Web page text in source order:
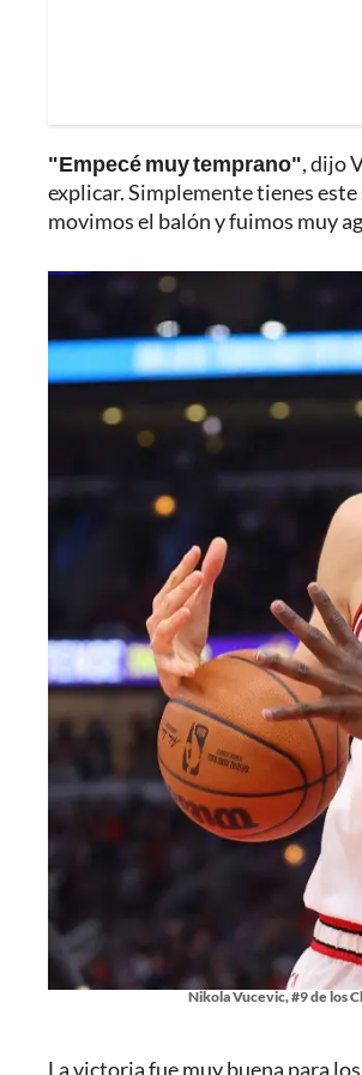
"Empecé muy temprano", dijo
explicar. Simplemente tienes
movimos el balón y fuimos muy
Nikola Vucevic, #9 de los
La victoria fue muy buena para